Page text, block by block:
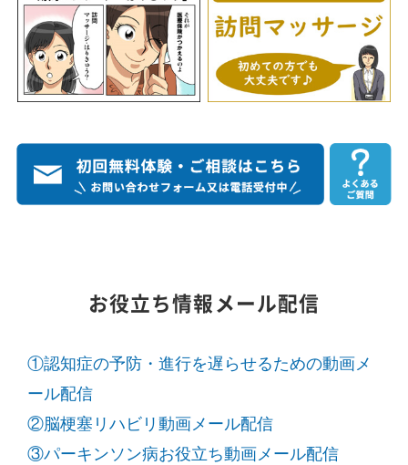
お役立ち情報メール配信
①認知症の予防・進行を遅らせるための動画メ
ール配信
②脳梗塞リハビリ動画メール配信
③パーキンソン病お役立ち動画メール配信